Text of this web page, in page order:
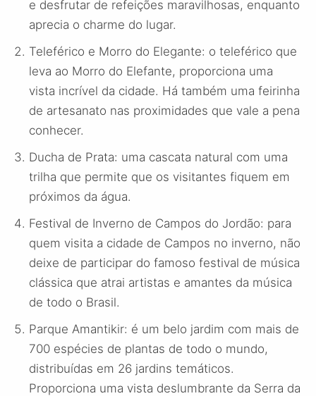
e desfrutar de refeições maravilhosas, enquanto
aprecia o charme do lugar.
Teleférico e Morro do Elegante: o teleférico que
leva ao Morro do Elefante, proporciona uma
vista incrível da cidade. Há também uma feirinha
de artesanato nas proximidades que vale a pena
conhecer.
Ducha de Prata: uma cascata natural com uma
trilha que permite que os visitantes fiquem em
próximos da água.
Festival de Inverno de Campos do Jordão: para
quem visita a cidade de Campos no inverno, não
deixe de participar do famoso festival de música
clássica que atrai artistas e amantes da música
de todo o Brasil.
Parque Amantikir: é um belo jardim com mais de
700 espécies de plantas de todo o mundo,
distribuídas em 26 jardins temáticos.
Proporciona uma vista deslumbrante da Serra da